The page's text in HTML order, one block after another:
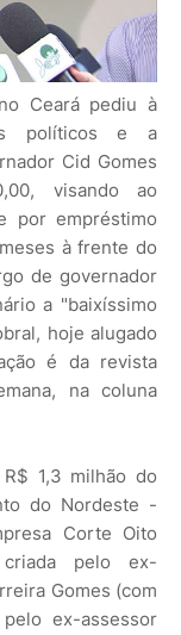
Ceará pediu à
políticos e a
Cid Gomes
visando ao
por empréstimo
à frente do
de governador
a "baixíssimo
hoje alugado
é da revista
na coluna
1,3 milhão do
do Nordeste -
Corte Oito
criada pelo ex-
Gomes (com
ex-assessor